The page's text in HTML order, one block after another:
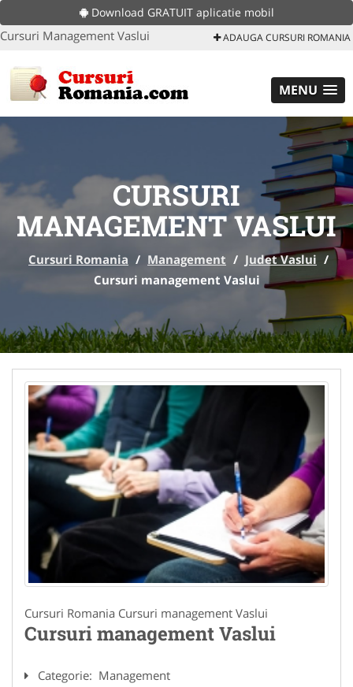
Download GRATUIT aplicatie mobil
Cursuri Management Vaslui ADAUGA CURSURI ROMANIA
MENU
CURSURI
MANAGEMENT VASLUI
Cursuri Romania / Management / Judet Vaslui /
Cursuri management Vaslui
Cursuri Romania Cursuri management Vaslui
Cursuri management Vaslui
Categorie: Management